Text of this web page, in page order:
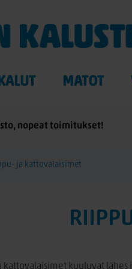
MATOT
nopeat toimitukset!
ja kattovalaisimet
kattovalaisimet kuuluvat lähes